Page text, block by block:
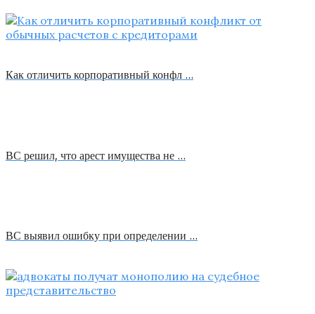
Как отличить корпоративный конфл …
ВС решил, что арест имущества не …
ВС выявил ошибку при определении …